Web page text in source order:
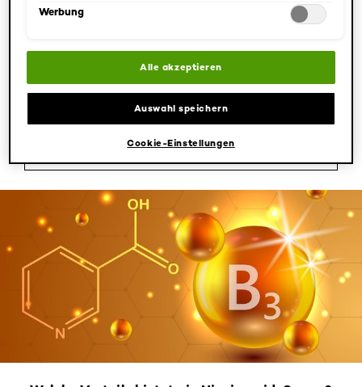
herstellen, da das Vitamin an über 200
ausreichender Menge. Daher ist es umso wichtiger,
Ihrer Haut Niacinamid über ein hochkonzentriertes
Sie den Beauty-Wirkstoff auf – beispielsweise über
Erdnüsse, Putenfleisch, Kürbiskerne oder
Werbung
Alle akzeptieren
Auswahl speichern
Cookie-Einstellungen